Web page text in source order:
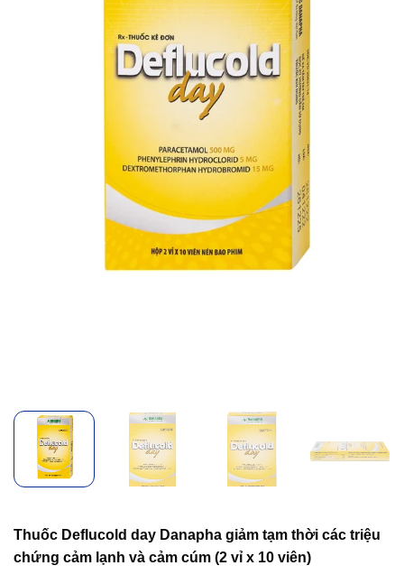
Thuốc Deflucold day Danapha giảm tạm thời các triệu
chứng cảm lạnh và cảm cúm (2 vỉ x 10 viên)